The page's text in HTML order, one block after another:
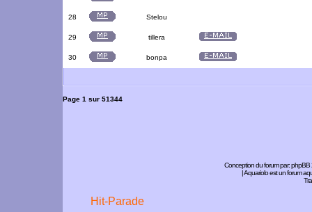
28 Stelou
29 tillera
30 bonpa
Page 1 sur 51344
Conception du forum par:phpBB
| Aquariolo est un forum